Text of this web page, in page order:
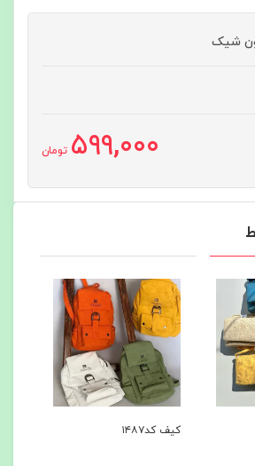
شیک
599,000 تومان
کیف کد۱۴۸۷